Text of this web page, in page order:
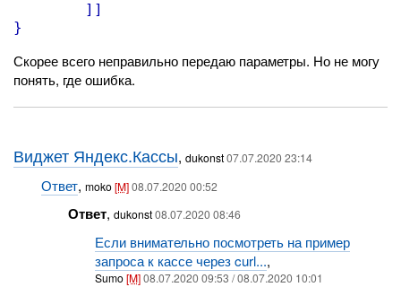
]]
}
Скорее всего неправильно передаю параметры. Но не могу
понять, где ошибка.
Виджет Яндекс.Кассы,dukonst07.07.2020 23:14
Ответ, moko[M] 08.07.2020 00:52
Ответ, dukonst08.07.2020 08:46
Если внимательно посмотреть на пример
запроса к кассе через curl...,
Sumo[M]08.07.2020 09:53 / 08.07.2020 10:01